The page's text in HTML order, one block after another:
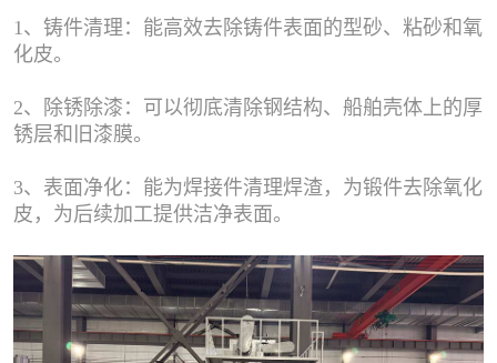
1、铸件清理：能高效去除铸件表面的型砂、粘砂和氧
化皮。
2、除锈除漆：可以彻底清除钢结构、船舶壳体上的厚
锈层和旧漆膜。
3、表面净化：能为焊接件清理焊渣，为锻件去除氧化
皮，为后续加工提供洁净表面。